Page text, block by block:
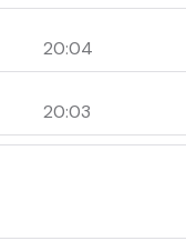
20:04
20:03